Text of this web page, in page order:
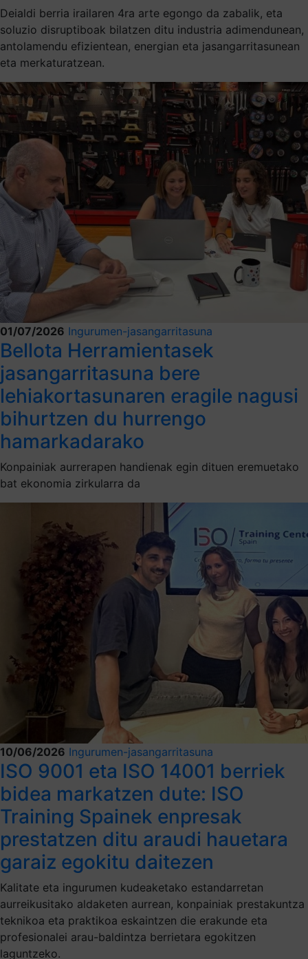
Deialdi berria irailaren 4ra arte egongo da zabalik, eta
soluzio disruptiboak bilatzen ditu industria adimendunean,
antolamendu efizientean, energian eta jasangarritasunean
eta merkaturatzean.
01/07/2026 Ingurumen-jasangarritasuna
Bellota Herramientasek
jasangarritasuna bere
lehiakortasunaren eragile nagusi
bihurtzen du hurrengo
hamarkadarako
Konpainiak aurrerapen handienak egin dituen eremuetako
bat ekonomia zirkularra da
10/06/2026 Ingurumen-jasangarritasuna
ISO 9001 eta ISO 14001 berriek
bidea markatzen dute: ISO
Training Spainek enpresak
prestatzen ditu araudi hauetara
garaiz egokitu daitezen
Kalitate eta ingurumen kudeaketako estandarretan
aurreikusitako aldaketen aurrean, konpainiak prestakuntza
teknikoa eta praktikoa eskaintzen die erakunde eta
profesionalei arau-baldintza berrietara egokitzen
laguntzeko.